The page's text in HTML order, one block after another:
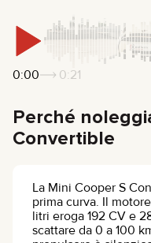
0:00 0:21
Perché
Convertible
La Mini Cooper S
prima curva. Il
litri eroga 192 CV e
scattare da 0 a 100